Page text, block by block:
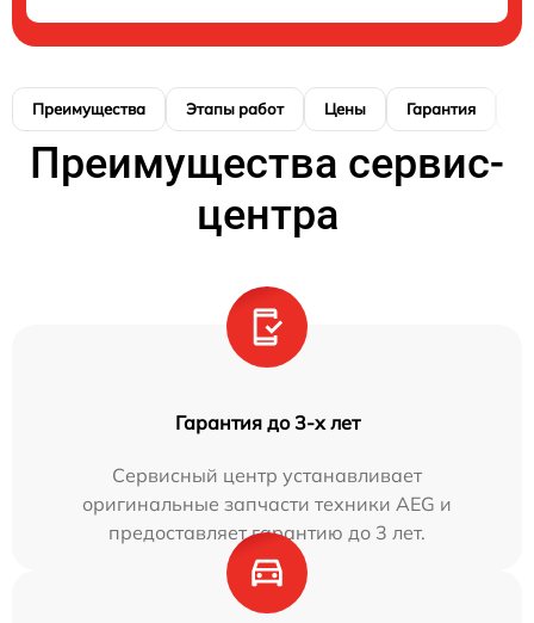
Преимущества Этапы работ Цены Гарантия
Преимущества сервис-
центра
Гарантия до 3-х лет
Сервисный центр устанавливает
оригинальные запчасти техники AEG и
предоставляет гарантию до 3 лет.